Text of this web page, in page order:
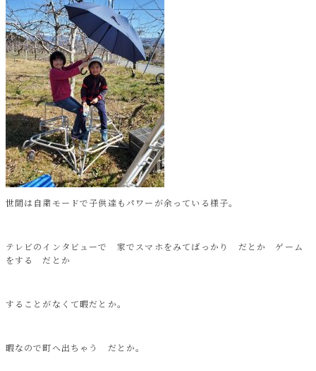
世間は自粛モードで子供達もパワーが余っている様子。
テレビのインタビューで 家でスマホをみてばっかり だとか ゲーム
をする だとか
することがなくて暇だとか。
暇なので町へ出ちゃう だとか。